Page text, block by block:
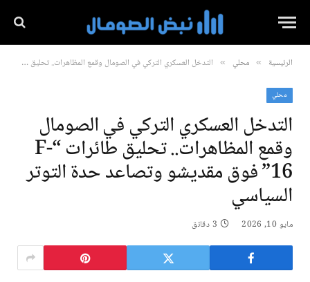
الرئيسية » محلي » التدخل العسكري التركي في الصومال وقمع المظاهرات.. تحليق طائرات “F-16” فوق مقديشو وتصاعد حدة التوتر السياسي
محلي
التدخل العسكري التركي في الصومال
وقمع المظاهرات.. تحليق طائرات “F-
16” فوق مقديشو وتصاعد حدة التوتر
السياسي
مايو 10, 2026 3 دقائق